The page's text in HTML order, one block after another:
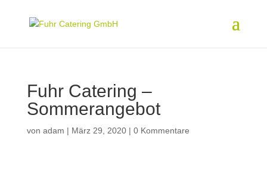
Fuhr Catering –
Sommerangebot
von adam | März 29, 2020| 0 Kommentare